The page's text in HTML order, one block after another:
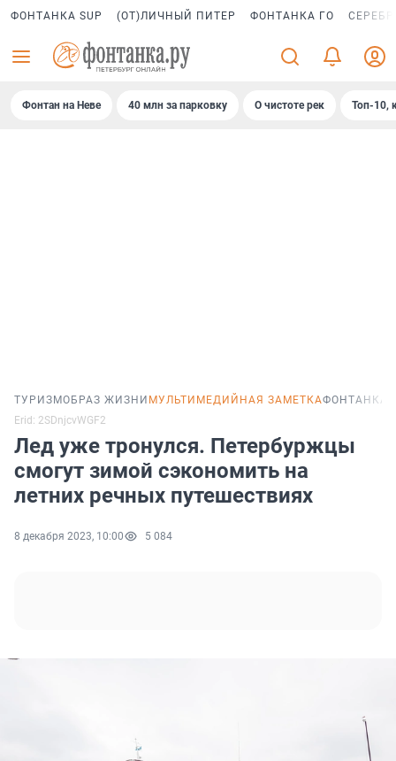
ФОНТАНКА SUP (ОТ)ЛИЧНЫЙ ПИТЕР ФОНТАНКА ГО
Фонтан на Неве 40 млн за парковку О чистоте рек Топ-10,
ТУРИЗМОБРАЗ ЖИЗНИ МУЛЬТИМЕДИЙНАЯ ЗАМЕТКАФОНТАНКА
Erid: 2SDnjcvWGF2
Лед уже тронулся. Петербуржцы
смогут зимой сэкономить на
летних речных путешествиях
8 декабря 2023, 10:00 5 084